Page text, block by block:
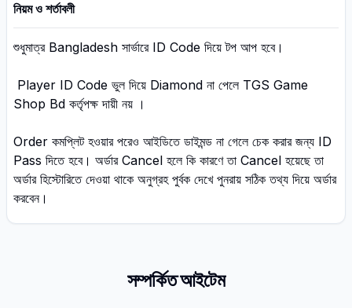
নিয়ম ও শর্তাবলী
শুধুমাত্র Bangladesh সার্ভারে ID Code দিয়ে টপ আপ হবে।
Player ID Code ভুল দিয়ে Diamond না পেলে TGS Game
Shop Bd কর্তৃপক্ষ দায়ী নয় ।
Order কমপ্লিট হওয়ার পরেও আইডিতে ডাইমন্ড না গেলে চেক করার জন্য ID
Pass দিতে হবে। অর্ডার Cancel হলে কি কারণে তা Cancel হয়েছে তা
অর্ডার হিস্টোরিতে দেওয়া থাকে অনুগ্রহ পুর্বক দেখে পুনরায় সঠিক তথ্য দিয়ে অর্ডার
করবেন।
সম্পর্কিত আইটেম